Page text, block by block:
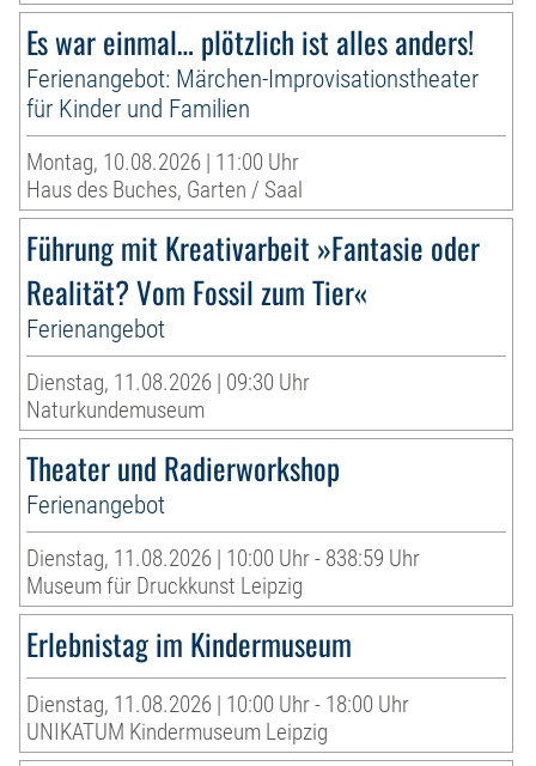
Es war einmal… plötzlich ist alles anders!
Ferienangebot: Märchen-Improvisationstheater
für Kinder und Familien
Montag, 10.08.2026 | 11:00 Uhr
Haus des Buches, Garten / Saal
Führung mit Kreativarbeit »Fantasie oder
Realität? Vom Fossil zum Tier«
Ferienangebot
Dienstag, 11.08.2026 | 09:30 Uhr
Naturkundemuseum
Theater und Radierworkshop
Ferienangebot
Dienstag, 11.08.2026 | 10:00 Uhr - 838:59 Uhr
Museum für Druckkunst Leipzig
Erlebnistag im Kindermuseum
Dienstag, 11.08.2026 | 10:00 Uhr - 18:00 Uhr
UNIKATUM Kindermuseum Leipzig